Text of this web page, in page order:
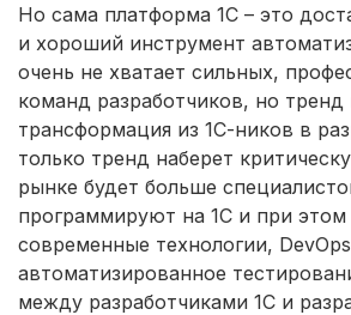
Но сама платформа 1С – это
и хороший инструмент
очень не хватает сильных,
команд разработчиков, но тренд
трансформация из 1С-ников в
только тренд наберет
рынке будет больше
программируют на 1С и при этом
современные технологии,
автоматизированное
между разработчиками 1С и